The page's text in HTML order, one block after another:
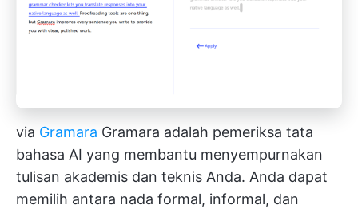
via Gramara Gramara adalah pemeriksa tata
bahasa AI yang membantu menyempurnakan
tulisan akademis dan teknis Anda. Anda dapat
memilih antara nada formal, informal, dan